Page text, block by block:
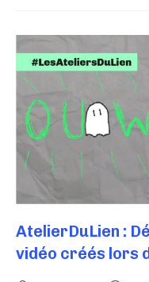
AtelierDuLien :
vidéo créés lors